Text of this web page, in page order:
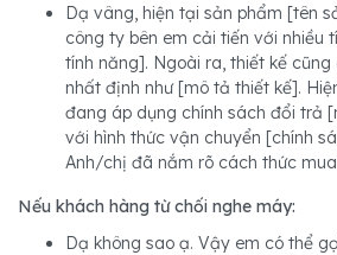
Dạ vâng, hiện tại sản phẩm [tên
công ty bên em cải tiến với nhiều
tính năng]. Ngoài ra, thiết kế
nhất định như [mô tả thiết kế].
đang áp dụng chính sách đổi trả
với hình thức vận chuyển [chính
Anh/chị đã nắm rõ cách thức
Nếu khách hàng từ chối nghe máy:
Dạ không sao ạ. Vậy em có thể